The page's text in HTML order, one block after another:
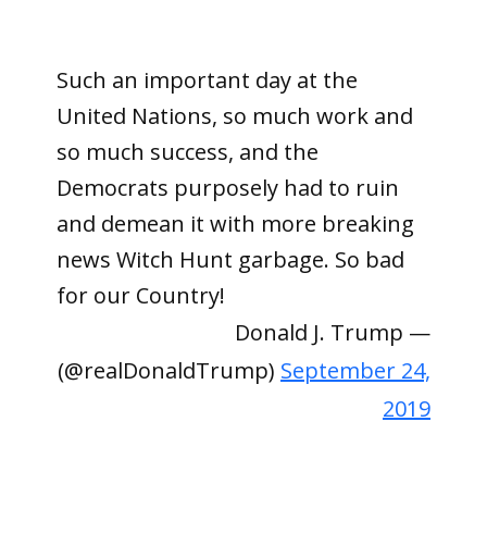
Such an important day at the
United Nations, so much work and
so much success, and the
Democrats purposely had to ruin
and demean it with more breaking
news Witch Hunt garbage. So bad
for our Country!
— Donald J. Trump
(@realDonaldTrump) September 24,
2019